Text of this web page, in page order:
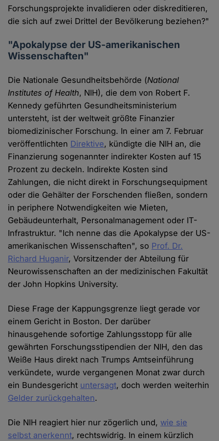
Forschungsprojekte invalidieren oder diskreditieren,
die sich auf zwei Drittel der Bevölkerung beziehen?"
"Apokalypse der US-amerikanischen
Wissenschaften"
Die Nationale Gesundheitsbehörde (National
Institutes of Health, NIH), die dem von Robert F.
Kennedy geführten Gesundheitsministerium
untersteht, ist der weltweit größte Finanzier
biomedizinischer Forschung. In einer am 7. Februar
veröffentlichten Direktive, kündigte die NIH an, die
Finanzierung sogenannter indirekter Kosten auf 15
Prozent zu deckeln. Indirekte Kosten sind
Zahlungen, die nicht direkt in Forschungsequipment
oder die Gehälter der Forschenden fließen, sondern
in periphere Notwendigkeiten wie Mieten,
Gebäudeunterhalt, Personalmanagement oder IT-
Infrastruktur. "Ich nenne das die Apokalypse der US-
amerikanischen Wissenschaften", so Prof. Dr.
Richard Huganir, Vorsitzender der Abteilung für
Neurowissenschaften an der medizinischen Fakultät
der John Hopkins University.
Diese Frage der Kappungsgrenze liegt gerade vor
einem Gericht in Boston. Der darüber
hinausgehende sofortige Zahlungsstopp für alle
gewährten Forschungsstipendien der NIH, den das
Weiße Haus direkt nach Trumps Amtseinführung
verkündete, wurde vergangenen Monat zwar durch
ein Bundesgericht untersagt, doch werden weiterhin
Gelder zurückgehalten.
Die NIH reagiert hier nur zögerlich und, wie sie
selbst anerkennt, rechtswidrig. In einem kürzlich